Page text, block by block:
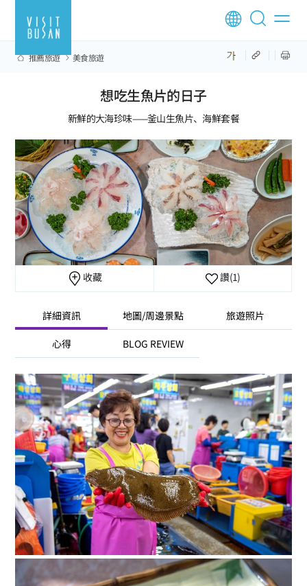
推薦旅遊 美食旅遊
想吃生魚片的日子
新鮮的大海珍味——釜山生魚片、海鮮套餐
收藏 讚(1)
詳細資訊 地圖/周邊景點 旅遊照片
心得 BLOG REVIEW